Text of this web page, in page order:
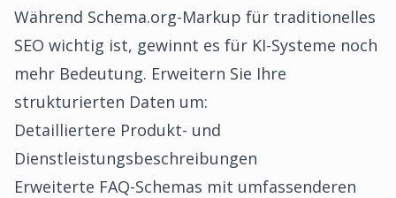
Während Schema.org-Markup für traditionelles
SEO wichtig ist, gewinnt es für KI-Systeme noch
mehr Bedeutung. Erweitern Sie Ihre
strukturierten Daten um:
Detailliertere Produkt- und
Dienstleistungsbeschreibungen
Erweiterte FAQ-Schemas mit umfassenderen